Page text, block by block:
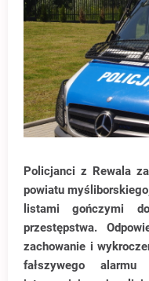
Policjanci z Rewala
powiatu
listami gończymi
przestępstwa.
zachowanie i
fałszywego